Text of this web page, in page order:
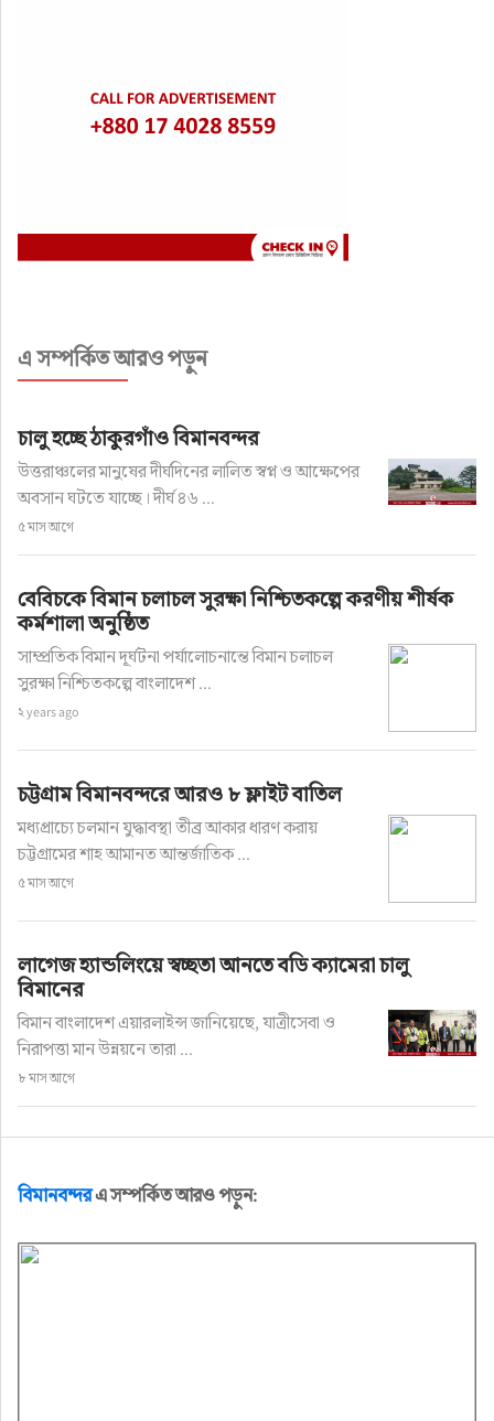
এ সম্পর্কিত আরও পড়ুন
চালু হচ্ছে ঠাকুরগাঁও বিমানবন্দর
উত্তরাঞ্চলের মানুষের দীর্ঘদিনের লালিত স্বপ্ন ও আক্ষেপের
অবসান ঘটতে যাচ্ছে। দীর্ঘ ৪৬ ...
৫ মাস আগে
বেবিচকে বিমান চলাচল সুরক্ষা নিশ্চিতকল্পে করণীয় শীর্ষক
কর্মশালা অনুষ্ঠিত
সাম্প্রতিক বিমান দূর্ঘটনা পর্যালোচনান্তে বিমান চলাচল
সুরক্ষা নিশ্চিতকল্পে বাংলাদেশ ...
২ years ago
চট্টগ্রাম বিমানবন্দরে আরও ৮ ফ্লাইট বাতিল
মধ্যপ্রাচ্যে চলমান যুদ্ধাবস্থা তীব্র আকার ধারণ করায়
চট্টগ্রামের শাহ আমানত আন্তর্জাতিক ...
৫ মাস আগে
লাগেজ হ্যান্ডলিংয়ে স্বচ্ছতা আনতে বডি ক্যামেরা চালু
বিমানের
বিমান বাংলাদেশ এয়ারলাইন্স জানিয়েছে, যাত্রীসেবা ও
নিরাপত্তা মান উন্নয়নে তারা ...
৮ মাস আগে
বিমানবন্দরএ সম্পর্কিত আরও পড়ুন: